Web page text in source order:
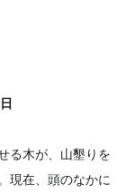
る木が、山墾りを
現在、頭のなかに